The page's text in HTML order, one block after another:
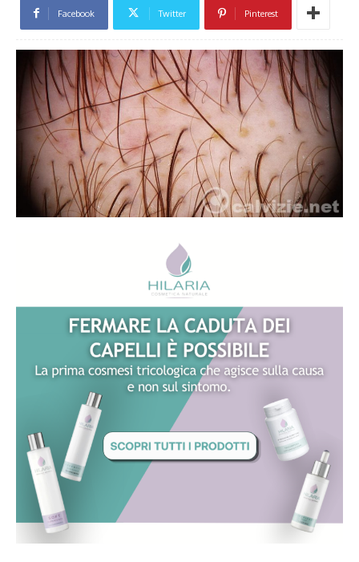
Facebook Twitter Pinterest